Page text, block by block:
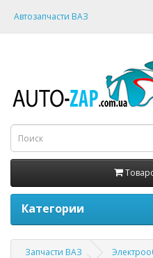
Автозапчасти ВАЗ
Категории
Запчасти ВАЗ